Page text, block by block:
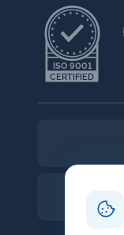
ISO 9001
CERTIFIED